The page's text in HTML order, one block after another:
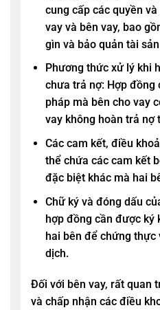
cung cấp các quyền
vay và bên vay, bao
gìn và bảo quản tài
Phương thức xử lý khi
chưa trả nợ: Hợp đồng
pháp mà bên cho vay
vay không hoàn trả nợ
Các cam kết, điều
thể chứa các cam kết
đặc biệt khác mà hai
Chữ ký và đóng dấu
hợp đồng cần được ký
hai bên để chứng thực
dịch.
Đối với bên vay, rất quan
và chấp nhận các điều